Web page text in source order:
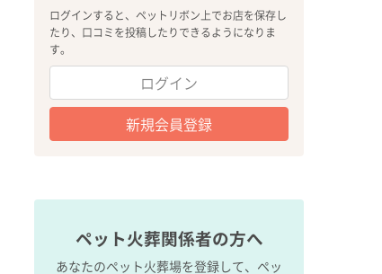
ログインすると、ペットリボン上でお店を保存し
たり、口コミを投稿したりできるようになりま
す。
ログイン
新規会員登録
ペット火葬関係者の方へ
あなたのペット火葬場を登録して、ペッ